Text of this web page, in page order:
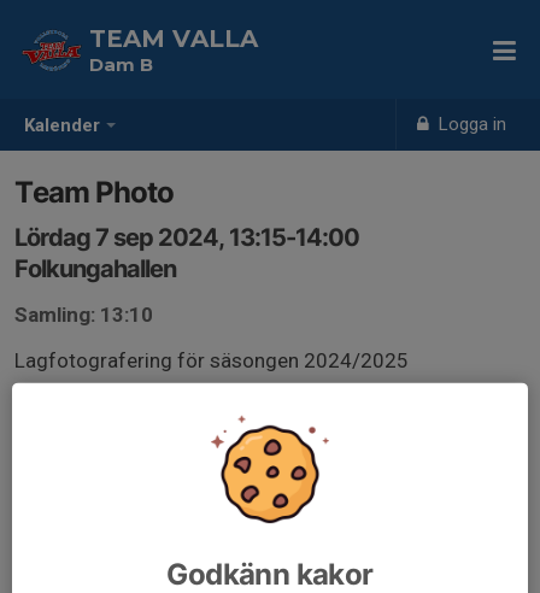
Kalender Logga in
TEAM VALLA
Dam B
Team Photo
Lördag 7 sep 2024, 13:15-14:00
Folkungahallen
Samling: 13:10
Lagfotografering för säsongen 2024/2025
Godkänn kakor